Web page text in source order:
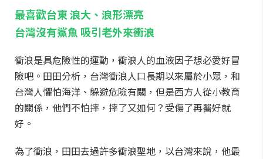
最喜歡台東 浪大、浪形漂亮
台灣沒有鯊魚 吸引老外來衝浪
衝浪是具危險性的運動，衝浪人的血液因子想必愛好冒
險吧。田田分析，台灣衝浪人口長期以來屬於小眾，和
台灣人懼怕海洋、躲避危險有關，但是西方人從小教育
的關係，他們不怕摔，摔了又如何？受傷了再醫好就
好。
為了衝浪，田田去過許多衝浪聖地，以台灣來說，他最